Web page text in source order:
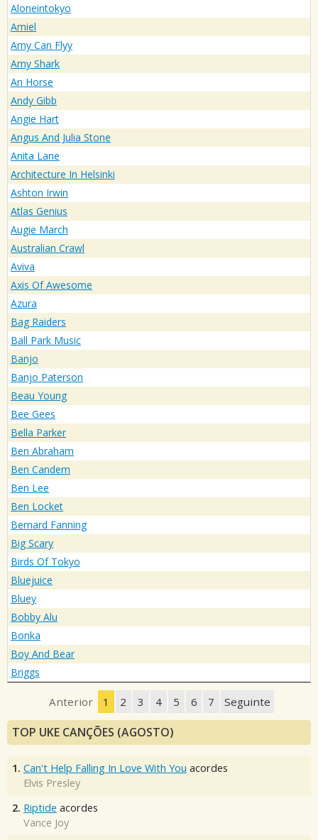
Aloneintokyo
Amiel
Amy Can Flyy
Amy Shark
An Horse
Andy Gibb
Angie Hart
Angus And Julia Stone
Anita Lane
Architecture In Helsinki
Ashton Irwin
Atlas Genius
Augie March
Australian Crawl
Aviva
Axis Of Awesome
Azura
Bag Raiders
Ball Park Music
Banjo
Banjo Paterson
Beau Young
Bee Gees
Bella Parker
Ben Abraham
Ben Candem
Ben Lee
Ben Locket
Bernard Fanning
Big Scary
Birds Of Tokyo
Bluejuice
Bluey
Bobby Alu
Bonka
Boy And Bear
Briggs
Anterior 1 2 3 4 5 6 7 Seguinte
TOP UKE CANÇÕES (AGOSTO)
1. Can't Help Falling In Love With You acordes
Elvis Presley
2. Riptide acordes
Vance Joy